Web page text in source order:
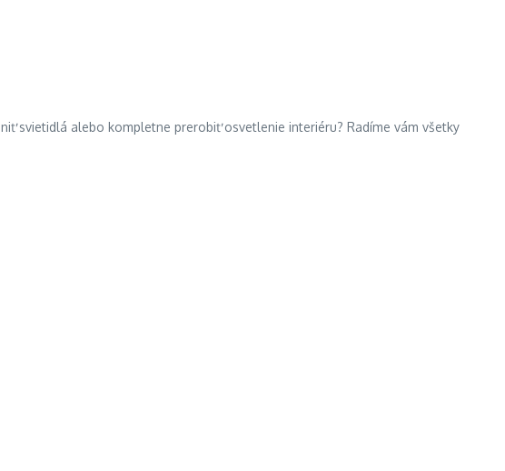
svietidlá alebo kompletne prerobiť osvetlenie interiéru? Radíme vám všetky